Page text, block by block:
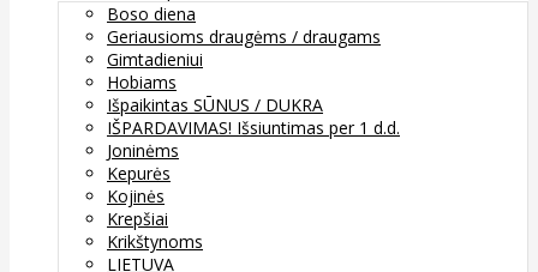
Boso diena
Geriausioms draugėms / draugams
Gimtadieniui
Hobiams
Išpaikintas SŪNUS / DUKRA
IŠPARDAVIMAS! Išsiuntimas per 1 d.d.
Joninėms
Kepurės
Kojinės
Krepšiai
Krikštynoms
LIETUVA